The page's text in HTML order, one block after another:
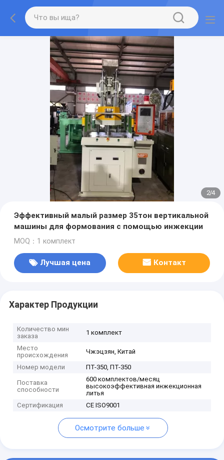
2/4
Эффективный малый размер 35тон вертикальной
машины для формования с помощью инжекции
MOQ：1 комплект
Лучшая цена Контакт
Характер Продукции
Количество мин
заказа
1 комплект
Место
происхождения
Чжэцзян, Китай
Номер модели ПТ-350, ПТ-350
Поставка
способности
600 комплектов/месяц
высокоэффективная инжекционная
литья
Сертификация
CE ISO9001
Осмотрите больше